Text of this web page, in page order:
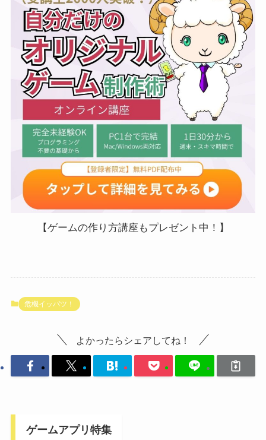
【ゲームの作り方講座もプレゼント中！】
危機イッパツ！
よかったらシェアしてね！
ゲームアプリ特集